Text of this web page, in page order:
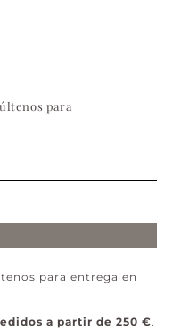
para
para entrega en
a partir de 250 €.